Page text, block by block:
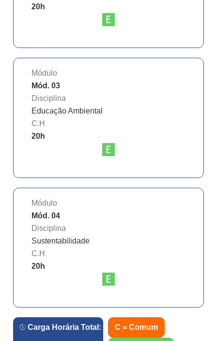
20h
Módulo
Mód. 03
Disciplina
Educação Ambiental
C.H
20h
Módulo
Mód. 04
Disciplina
Sustentabilidade
C.H
20h
Carga Horária Total: h.
C = Comum